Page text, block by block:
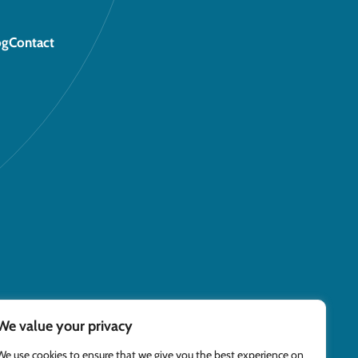
value your privacy
use cookies to ensure that we give you the best experience on
Contact